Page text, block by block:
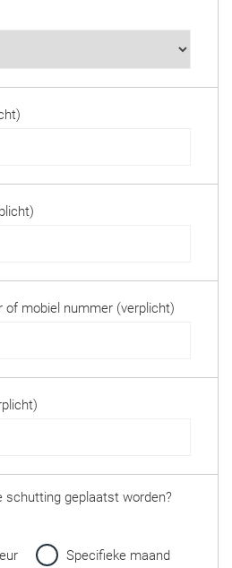
of mobiel nummer (verplicht)
schutting geplaatst worden?
Specifieke maand